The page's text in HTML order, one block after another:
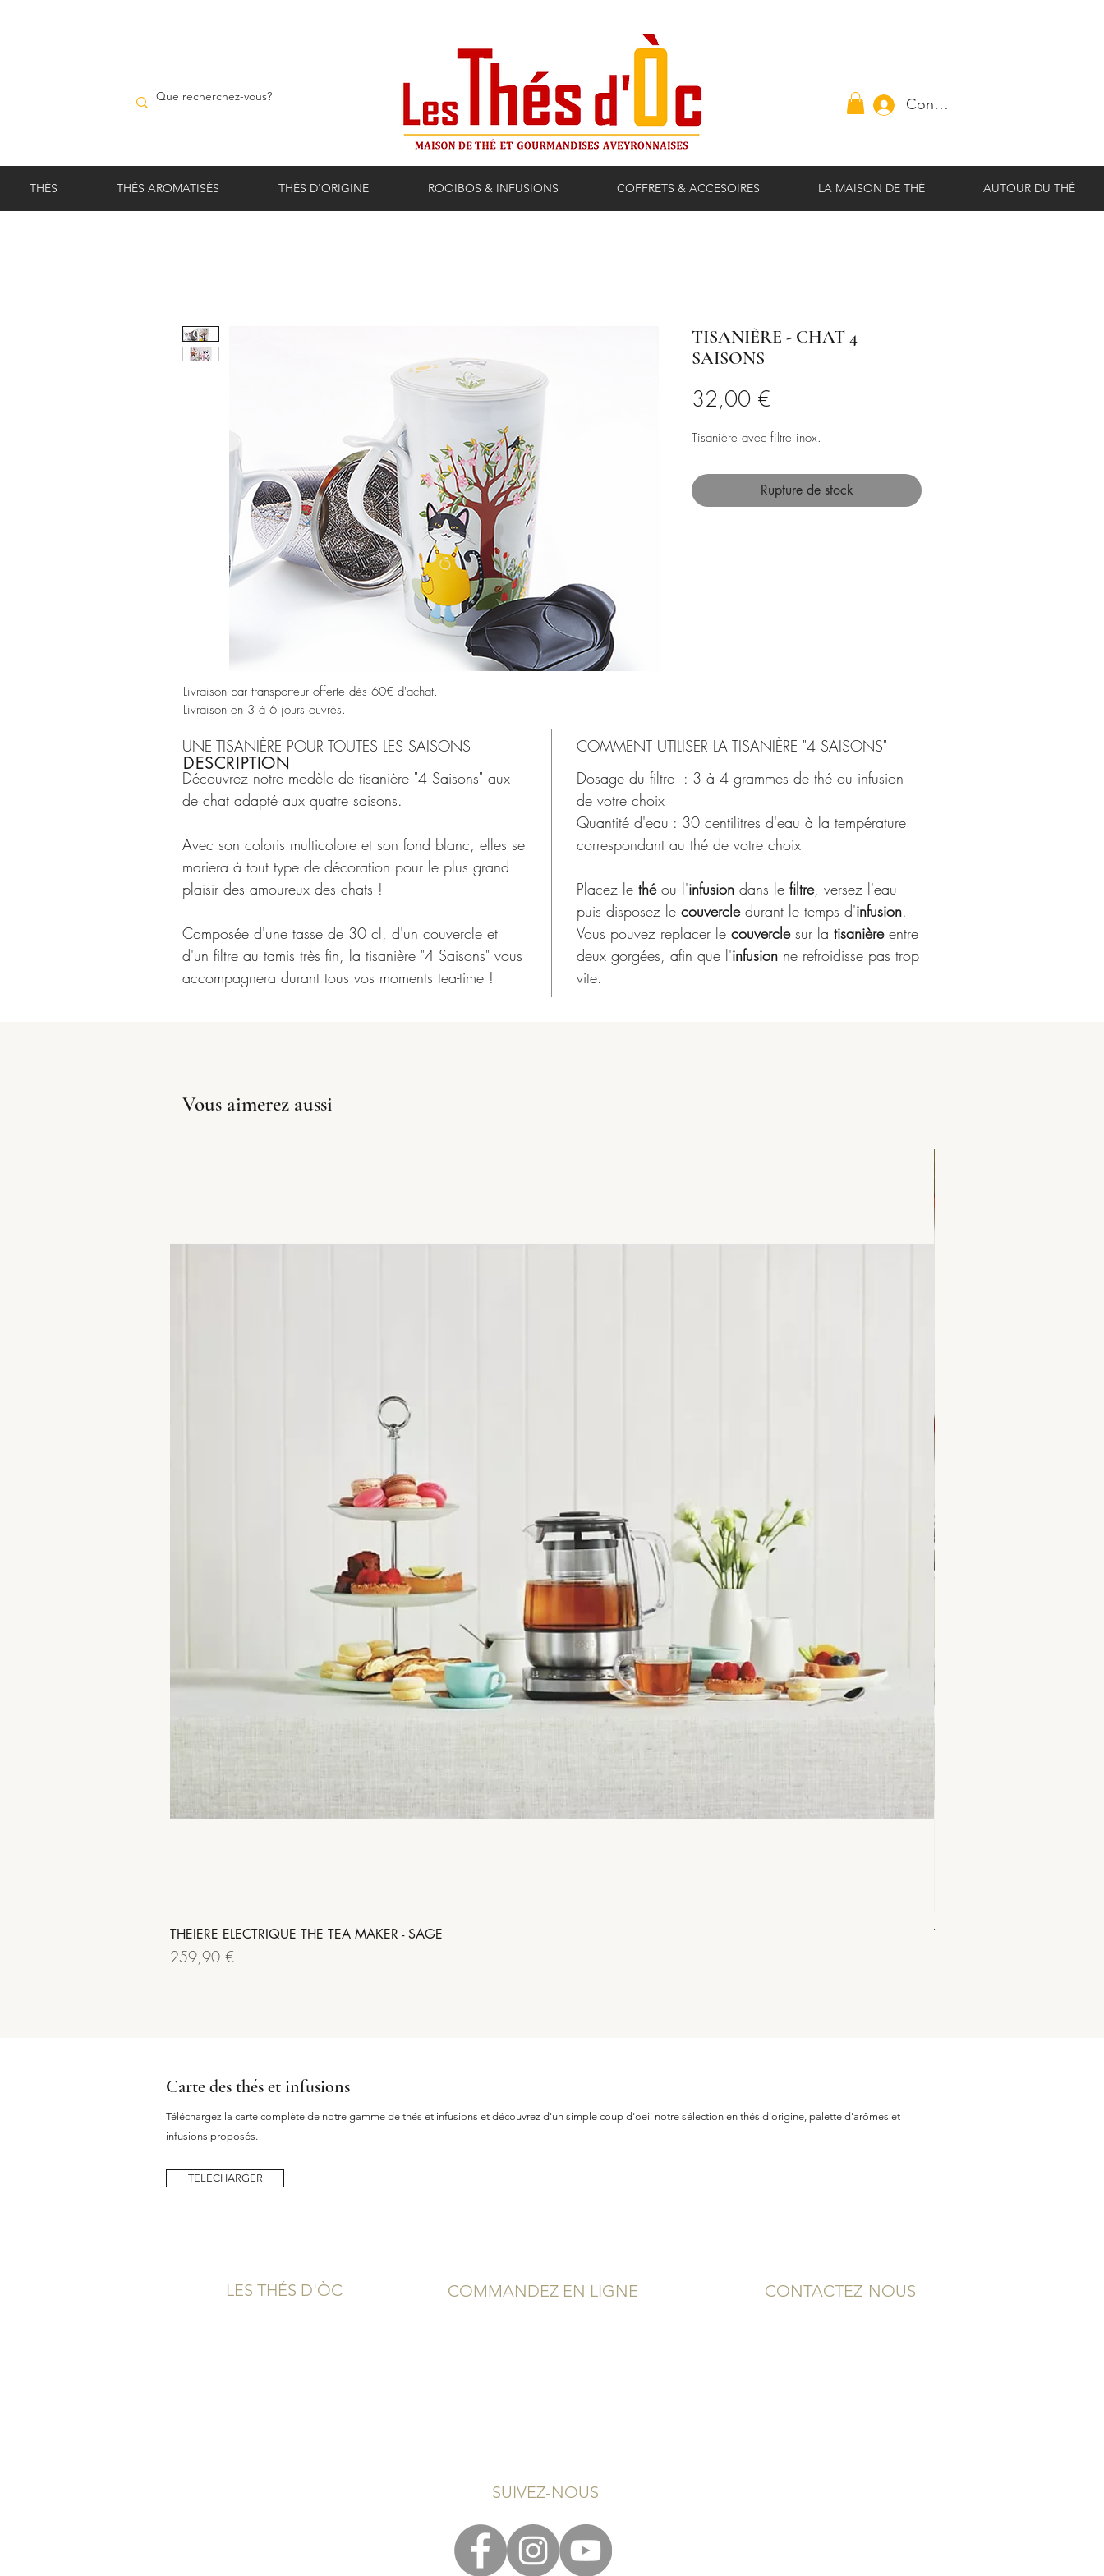
Connexion
THÉS THÉS AROMATISÉS THÉS D'ORIGINE ROOIBOS & INFUSIONS COFFRETS & ACCESOIRES LA MAISON DE THÉ AUTOUR DU THÉ
TISANIÈRE - CHAT 4
SAISONS
32,00 €
Tisanière avec filtre inox.
Rupture de stock
UNE TISANIÈRE POUR TOUTES LES SAISONS
Découvrez notre modèle de tisanière "4 Saisons" aux
de chat adapté aux quatre saisons.
Avec son coloris multicolore et son fond blanc, elles se
mariera à tout type de décoration pour le plus grand
plaisir des amoureux des chats !
Composée d'une tasse de 30 cl, d'un couvercle et
d'un filtre au tamis très fin, la tisanière "4 Saisons" vous
accompagnera durant tous vos moments tea-time !
COMMENT UTILISER LA TISANIÈRE "4 SAISONS"
Dosage du filtre : 3 à 4 grammes de thé ou infusion
de votre choix
Quantité d'eau : 30 centilitres d'eau à la température
correspondant au thé de votre choix
Placez le théou l'infusion dans le filtre, versez l'eau
puis disposez le couvercledurant le temps d'infusion.
Vous pouvez replacer le couverclesur la tisanièreentre
deux gorgées, afin que l'infusion ne refroidisse pas trop
vite.
DESCRIPTION
Livraison par transporteur offerte dès 60€ d'achat.
Livraison en 3 à 6 jours ouvrés.
Vous aimerez aussi
THEIERE ELECTRIQUE THE TEA MAKER - SAGE
Prix
259,90 €
THEIERE ELECTRIQUE - SAGE
Carte des thés et infusions
Téléchargez la carte complète de notre gamme de thés et infusions et découvrez d'un simple coup d'oeil notre sélection en thés d'origine, palette d'arômes et
infusions proposés.
TELECHARGER
LES THÉS D'ÒC COMMANDEZ EN LIGNE CONTACTEZ-NOUS
SUIVEZ-NOUS